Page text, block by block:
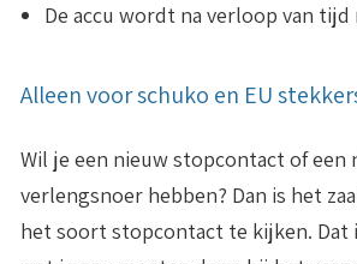
De accu wordt na verloop van
Alleen voor schuko en EU
Wil je een nieuw stopcontact of een
verlengsnoer hebben? Dan is het
het soort stopcontact te kijken. Dat